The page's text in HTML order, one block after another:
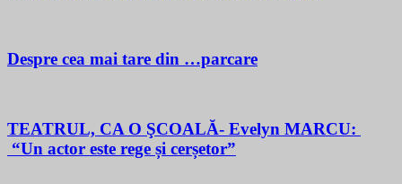
Despre cea mai tare din …parcare
TEATRUL, CA O ŞCOALĂ- Evelyn MARCU:
“Un actor este rege și cerșetor”